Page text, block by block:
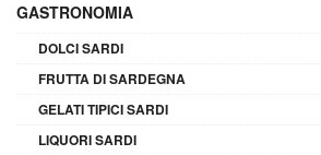
GASTRONOMIA
DOLCI SARDI
FRUTTA DI SARDEGNA
GELATI TIPICI SARDI
LIQUORI SARDI